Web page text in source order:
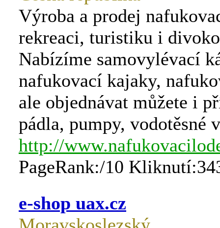
Výroba a prodej
rekreaci, turistiku i
Nabízíme samovylévací
nafukovací kajaky,
ale objednávat můžete i
pádla, pumpy, vodotěsné
http://
PageRank:/10
e-shop uax.cz